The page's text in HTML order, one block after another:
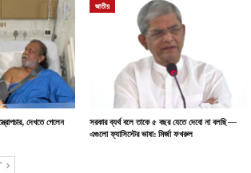
দেখতে গেলেন
জাতীয়
সরকার ব্যর্থ বলে তাকে ৫ বছর যেতে দেবো না বলছি—
এগুলো ফ্যাসিস্টের ভাষা: মির্জা ফখরুল